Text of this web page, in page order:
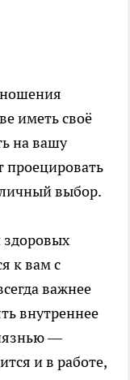
иметь своё
на вашу
выбор.
здоровых
к вам с
важнее
внутреннее
—
и в работе,